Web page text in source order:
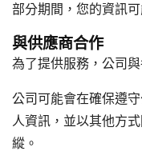
部分期間，您的資訊
與供應商合作
為了提供服務，公司
公司可能會在確保遵
人資訊，並以其他方
縱。